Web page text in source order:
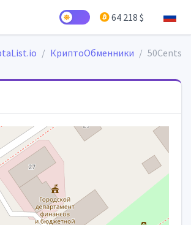
64 218 $
КриптоОбменники 50Cents